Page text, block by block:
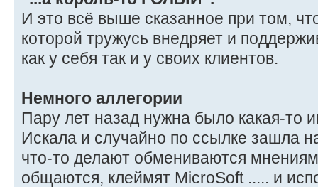
И это всё выше сказанное при том,
которой тружусь внедряет и
как у себя так и у своих клиентов.
Немного аллегории
Пару лет назад нужна было какая-то
Искала и случайно по ссылке зашла
что-то делают обмениваются
общаются, клеймят MicroSoft ..... и